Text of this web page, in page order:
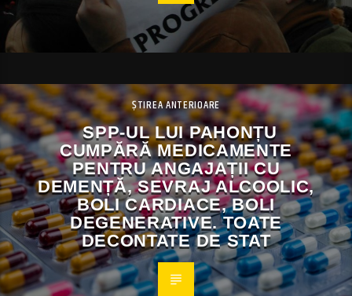
ȘTIREA ANTERIOARE
SPP-UL LUI PAHONȚU
CUMPĂRĂ MEDICAMENTE
PENTRU ANGAJAȚII CU
DEMENȚĂ, SEVRAJ ALCOOLIC,
BOLI CARDIACE, BOLI
DEGENERATIVE. TOATE
DECONTATE DE STAT